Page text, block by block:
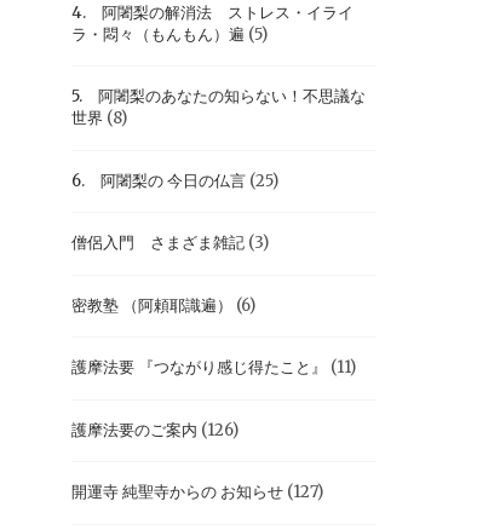
4. 阿闍梨の解消法 ストレス・イライ
ラ・悶々（もんもん）遍 (5)
5. 阿闍梨のあなたの知らない！不思議な
世界 (8)
6. 阿闍梨の 今日の仏言 (25)
僧侶入門 さまざま雑記 (3)
密教塾 （阿頼耶識遍） (6)
護摩法要 『つながり感じ得たこと』 (11)
護摩法要のご案内 (126)
開運寺 純聖寺からの お知らせ (127)